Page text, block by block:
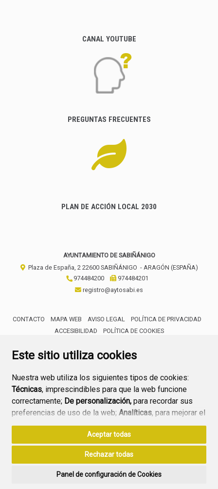
Este sitio utiliza cookies
Nuestra web utiliza los siguientes tipos de cookies:
Técnicas, imprescindibles para que la web funcione
correctamente; De personalización, para recordar sus
preferencias de uso de la web; Analíticas, para mejorar el
funcionamiento de la web y sus servicios.
Si acepta pulsando el botón“Aceptar todas”
consideramos que acepta su uso. Si pulsa el botón
ninguna acción, se guardarán las cookies técnicas
Aceptar todas
Rechazar todas
Panel de configuración de Cookies
CANAL YOUTUBE
PREGUNTAS FRECUENTES
PLAN DE ACCIÓN LOCAL 2030
AYUNTAMIENTO DE SABIÑÁNIGO
Plaza de España, 2 22600 SABIÑÁNIGO - ARAGÓN (ESPAÑA)
974484200
974484201
registro@aytosabi.es
CONTACTO MAPA WEB AVISO LEGAL
POLÍTICA DE PRIVACIDAD
ACCESIBILIDAD
POLÍTICA DE COOKIES